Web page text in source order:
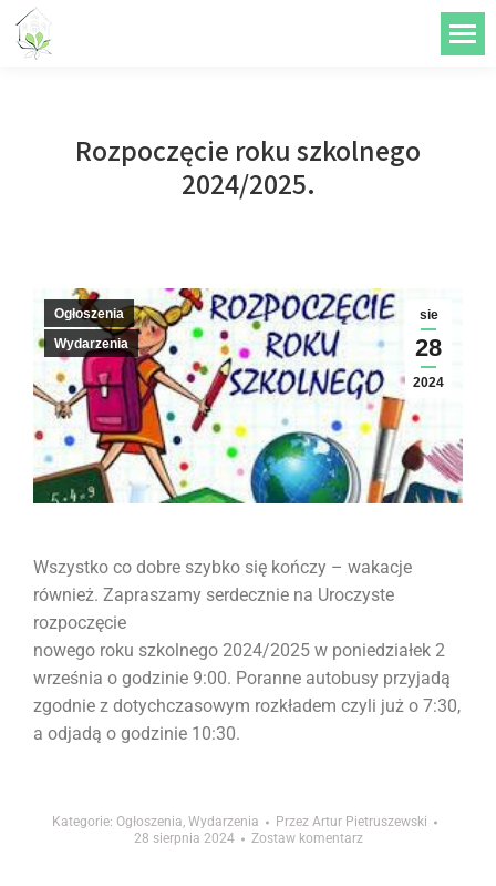
treści
Rozpoczęcie roku szkolnego
2024/2025.
sie
28
2024
Ogłoszenia
Wydarzenia
Wszystko co dobre szybko się kończy – wakacje
również. Zapraszamy serdecznie na Uroczyste
rozpoczęcie
nowego roku szkolnego 2024/2025 w poniedziałek 2
września o godzinie 9:00. Poranne autobusy przyjadą
zgodnie z dotychczasowym rozkładem czyli już o 7:30,
a odjadą o godzinie 10:30.
Kategorie: Ogłoszenia, Wydarzenia Przez Artur Pietruszewski
28 sierpnia 2024
Zostaw komentarz